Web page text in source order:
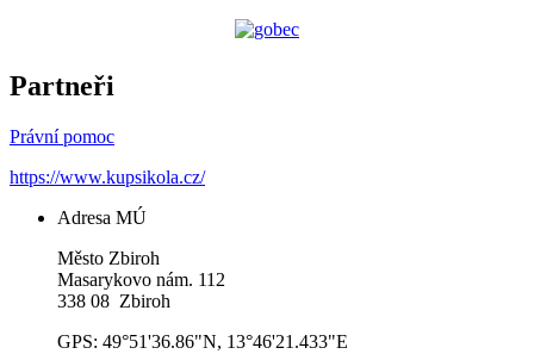
Partneři
Právní pomoc
https://www.kupsikola.cz/
Adresa MÚ
Město Zbiroh
Masarykovo nám. 112
338 08 Zbiroh
GPS: 49°51'36.86"N, 13°46'21.433"E